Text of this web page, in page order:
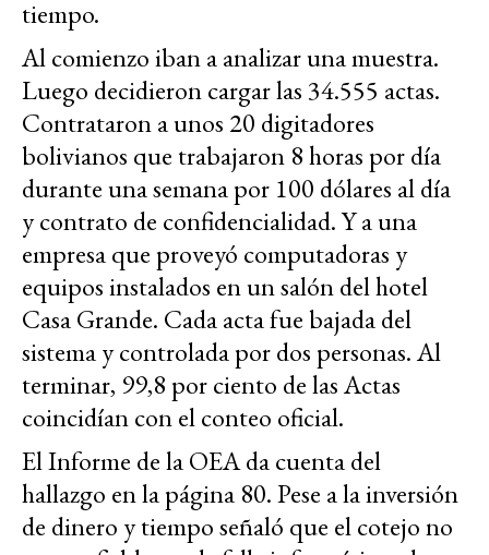
tiempo.
Al comienzo iban a analizar una muestra.
Luego decidieron cargar las 34.555 actas.
Contrataron a unos 20 digitadores
bolivianos que trabajaron 8 horas por día
durante una semana por 100 dólares al día
y contrato de confidencialidad. Y a una
empresa que proveyó computadoras y
equipos instalados en un salón del hotel
Casa Grande. Cada acta fue bajada del
sistema y controlada por dos personas. Al
terminar, 99,8 por ciento de las Actas
coincidían con el conteo oficial.
El Informe de la OEA da cuenta del
hallazgo en la página 80. Pese a la inversión
de dinero y tiempo señaló que el cotejo no